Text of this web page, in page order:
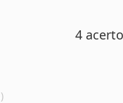
)
4